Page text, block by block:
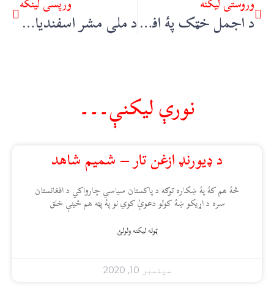
د اجمل خټک پۀ افکارو کښې قامي او ملي رنګونه – پروفېسر ډاکټر عرفان خټک د ملي مشر اسفندیار ولي خان د حرم سفر – ګوهر علي خان
نورې ليکنې۔۔۔
د ډيورنډ ازغن تار – شميم شاهد
څۀ هم کۀ پۀ ښکاره توګه د پاکستان سياسي چارواکي د افغانستان
سره د اړيکو ښۀ کولو دعوېٰ کوي نو پۀ پټه هم ځينې خلق
ټوله ليکنه ولولئ
سپتمبر 10, 2020